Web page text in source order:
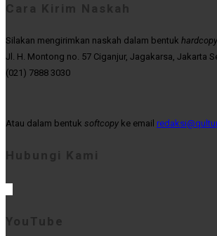
Cara Kirim Naskah
Silakan mengirimkan naskah dalam bentuk hardcopy
Jl. H. Montong no. 57 Ciganjur, Jagakarsa, Jakarta
(021) 7888 3030
Atau dalam bentuk softcopy ke email
Hubungi Kami
YouTube